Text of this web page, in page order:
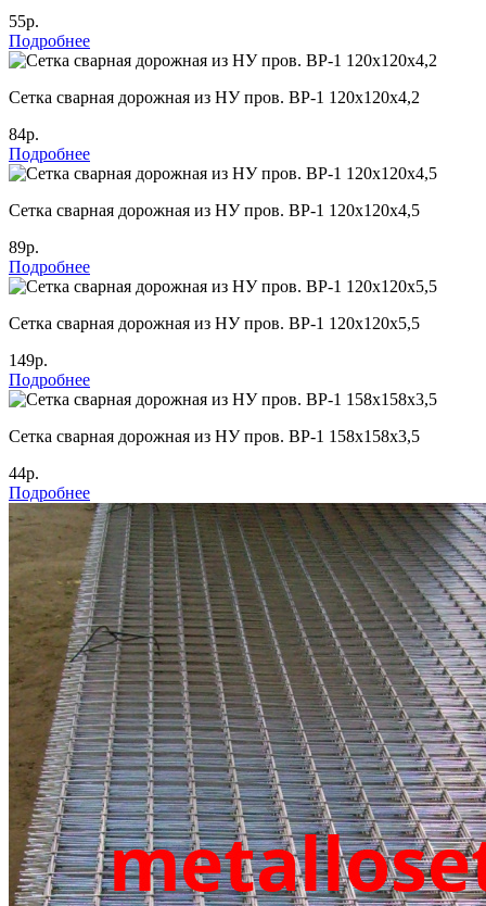
55р.
Подробнее
Cетка сварная дорожная из НУ пров. ВР-1 120х120х4,2
84р.
Подробнее
Cетка сварная дорожная из НУ пров. ВР-1 120х120х4,5
89р.
Подробнее
Cетка сварная дорожная из НУ пров. ВР-1 120х120х5,5
149р.
Подробнее
Cетка сварная дорожная из НУ пров. ВР-1 158х158х3,5
44р.
Подробнее